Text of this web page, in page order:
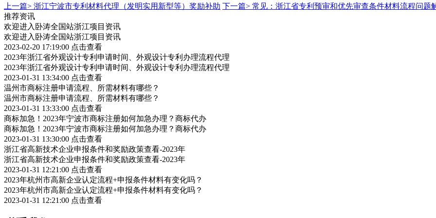
上一篇> 浙江宁波市专利材料代理（发明实用新型等）奖励补助 下一篇> 常见：浙江省专利预审和优先审查条件材料流程问题
推荐资讯
欢迎进入卧涛全国站浙江项目资讯
欢迎进入卧涛全国站浙江项目资讯
2023-02-20 17:19:00 点击查看
2023年浙江省外观设计专利申请时间、外观设计专利办理流程代理
2023年浙江省外观设计专利申请时间、外观设计专利办理流程代理
2023-01-31 13:34:00 点击查看
温州市商标注册申请流程、所需材料有哪些？
温州市商标注册申请流程、所需材料有哪些？
2023-01-31 13:33:00 点击查看
商标加急！2023年宁波市商标注册如何加急办理？商标代办
商标加急！2023年宁波市商标注册如何加急办理？商标代办
2023-01-31 13:30:00 点击查看
浙江省高新技术企业申报条件和奖励政策查看-2023年
浙江省高新技术企业申报条件和奖励政策查看-2023年
2023-01-31 12:21:00 点击查看
2023年杭州市高新企业认定流程+申报条件材料有变化吗？
2023年杭州市高新企业认定流程+申报条件材料有变化吗？
2023-01-31 12:21:00 点击查看